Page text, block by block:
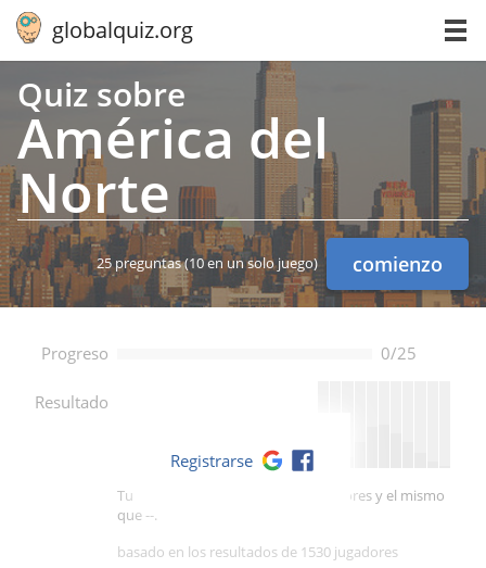
globalquiz.org
Quiz sobre
América del
Norte
25 preguntas(10 en un solo juego) comienzo
Progreso 0/25
Resultado
Tu puntaje es mejor que -- de jugadores y el mismo
que --.
basado en los resultados de 1530 jugadores
Registrarse